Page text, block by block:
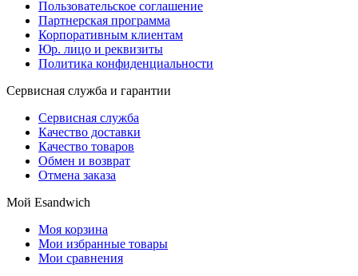
Пользовательское соглашение
Партнерская программа
Корпоративным клиентам
Юр. лицо и реквизиты
Политика конфиденциальности
Сервисная служба и гарантии
Сервисная служба
Качество доставки
Качество товаров
Обмен и возврат
Отмена заказа
Мой Esandwich
Моя корзина
Мои избранные товары
Мои сравнения